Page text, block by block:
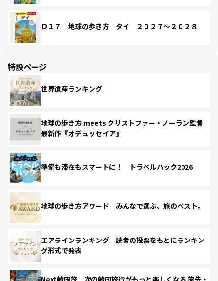
Ｄ１７ 地球の歩き方 タイ ２０２７～２０２８
特設ページ
世界遺産ランキング
地球の歩き方 meets クリストファー・ノーラン監督
最新作『オデュッセイア』
準備も滞在もスマートに！ トラベルハック2026
地球の歩き方アワード みんなで選ぶ、旅のベスト。
エアラインランキング 読者の投票をもとにランキン
グ形式で発表
Next韓国旅 次の韓国旅行がもっと楽しくなる 旅先・